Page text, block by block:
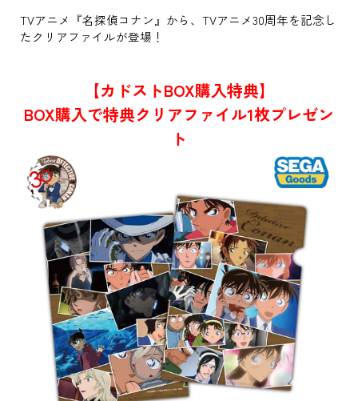
TVアニメ『名探偵コナン』から、TVアニメ30周年を記念し
たクリアファイルが登場！
【カドストBOX購入特典】
BOX購入で特典クリアファイル1枚プレゼン
ト